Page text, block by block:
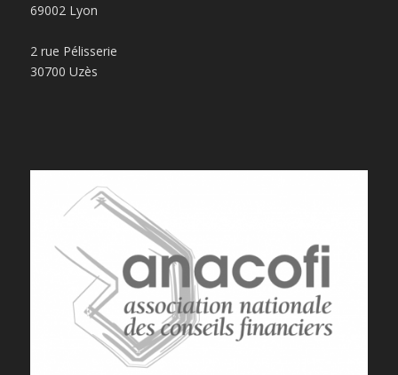
69002 Lyon
2 rue Pélisserie
30700 Uzès